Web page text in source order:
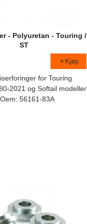
- Polyuretan - Touring /
ST
Kjøp
for Touring
2021 og Softail modeller
56161-83A